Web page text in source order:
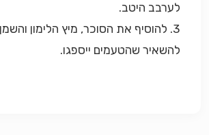
לערבב היטב.
3. להוסיף את הסוכר, מיץ הלימון
להשאיר שהטעמים ייספגו.